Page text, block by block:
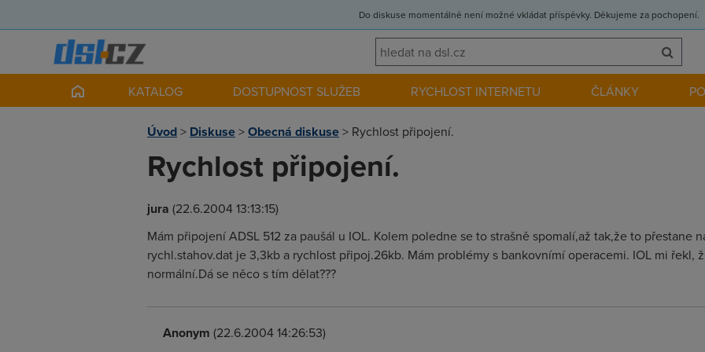
Do diskuse momentálně není možné vkládat příspěvky. Děkujeme za pochopení.
KATALOG DOSTUPNOST SLUŽEB RYCHLOST INTERNETU ČLÁNKY
Úvod> Diskuse>Obecná diskuse> Rychlost připojení.
Rychlost připojení.
jura (22.6.2004 13:13:15)
Mám připojení ADSL 512 za paušál u IOL. Kolem poledne se to strašně spomalí,až tak,že to přestane
rychl.stahov.dat je 3,3kb a rychlost připoj.26kb. Mám problémy s bankovnímí operacemi. IOL mi řekl,
normální.Dá se něco s tím dělat???
Anonym (22.6.2004 14:26:53)